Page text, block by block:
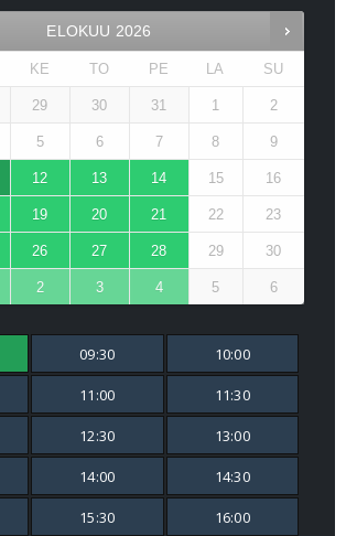
ELOKUU 2026
KE TO PE LA SU
29 30 31 1 2
5 6 7 8 9
12 13 14 15 16
19 20 21 22 23
26 27 28 29 30
2 3 4 5 6
09:30 10:00
11:00 11:30
12:30 13:00
14:00 14:30
15:30 16:00